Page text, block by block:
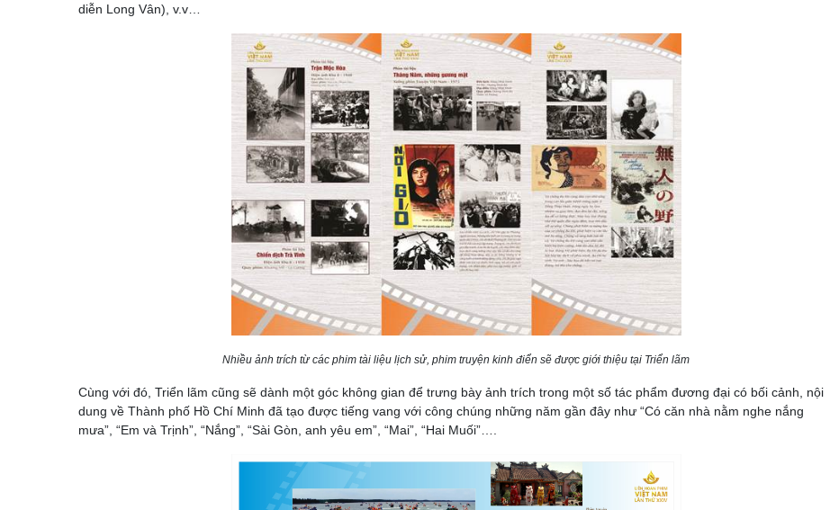
diễn Long Vân), v.v…
Nhiều ảnh trích từ các phim tài liệu lịch sử, phim truyện kinh điển sẽ được giới thiệu tại Triển lãm
Cùng với đó, Triển lãm cũng sẽ dành một góc không gian để trưng bày ảnh trích trong một số tác phẩm đương đại có bối cảnh, nội
dung về Thành phố Hồ Chí Minh đã tạo được tiếng vang với công chúng những năm gần đây như “Có căn nhà nằm nghe nắng
mưa”, “Em và Trịnh”, “Nắng”, “Sài Gòn, anh yêu em”, “Mai”, “Hai Muối”….